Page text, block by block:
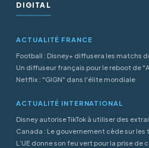
DIGITAL
ACTUALITÉ FRANCE
Football : Disney+ diffusera les matchs
Un diffuseur français pour le reboot de
Netflix : "GIGN" dans l'élite mondiale
ACTUALITÉ INTERNATIONAL
Disney autorise TikTok à utiliser des
Canada : Le gouvernement cède sur les
L’UE donne son feu vert pour la prise de